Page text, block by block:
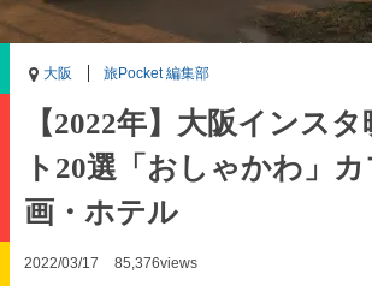
大阪 旅Pocket 編集部
【2022年】大阪インス
ト20選「おしゃかわ」
画・ホテル
2022/03/17 85,376views